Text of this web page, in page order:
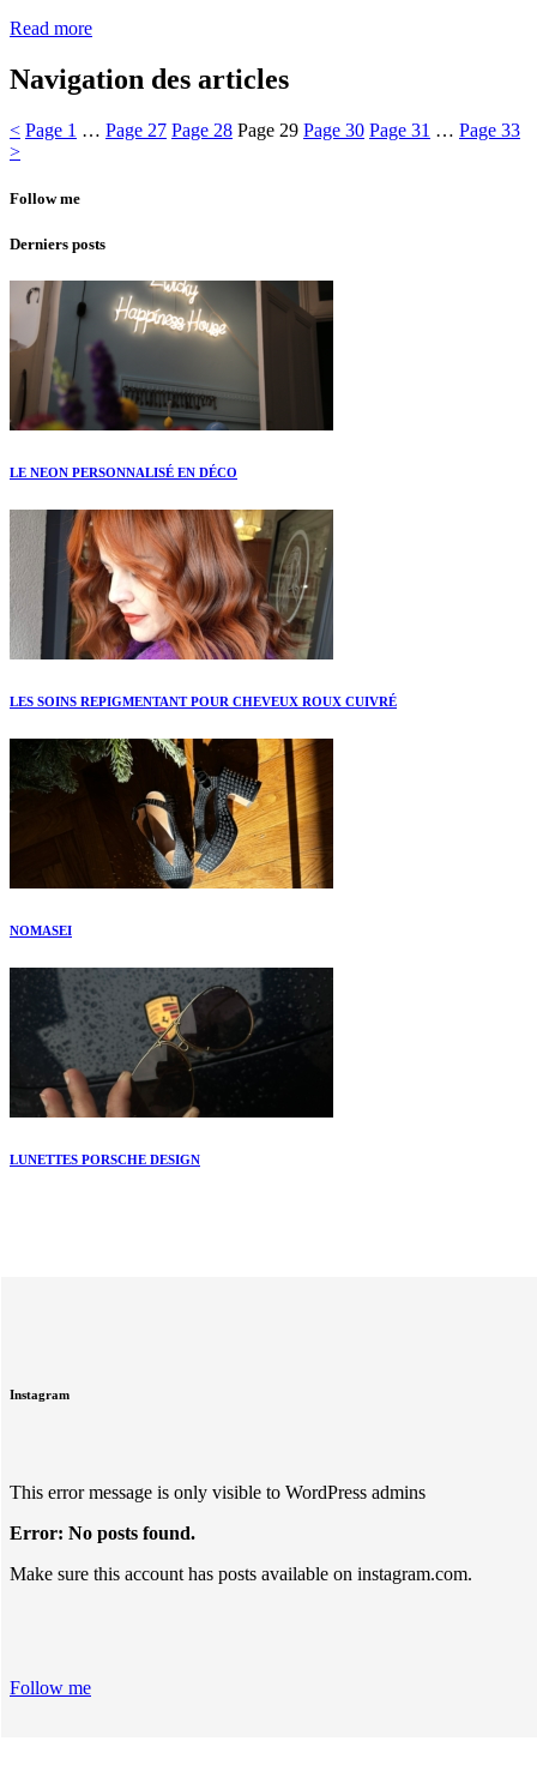
Read more
Navigation des articles
< Page 1 … Page 27 Page 28 Page 29 Page 30 Page 31 … Page 33
>
Follow me
Derniers posts
LE NEON PERSONNALISÉ EN DÉCO
LES SOINS REPIGMENTANT POUR CHEVEUX ROUX CUIVRÉ
NOMASEI
LUNETTES PORSCHE DESIGN
Instagram
This error message is only visible to WordPress admins
Error: No posts found.
Make sure this account has posts available on instagram.com.
Follow me